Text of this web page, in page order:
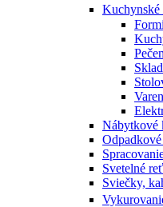
Kuchynské
Nábytkové
Svetelné
Sviečky,